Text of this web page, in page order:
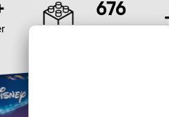
676